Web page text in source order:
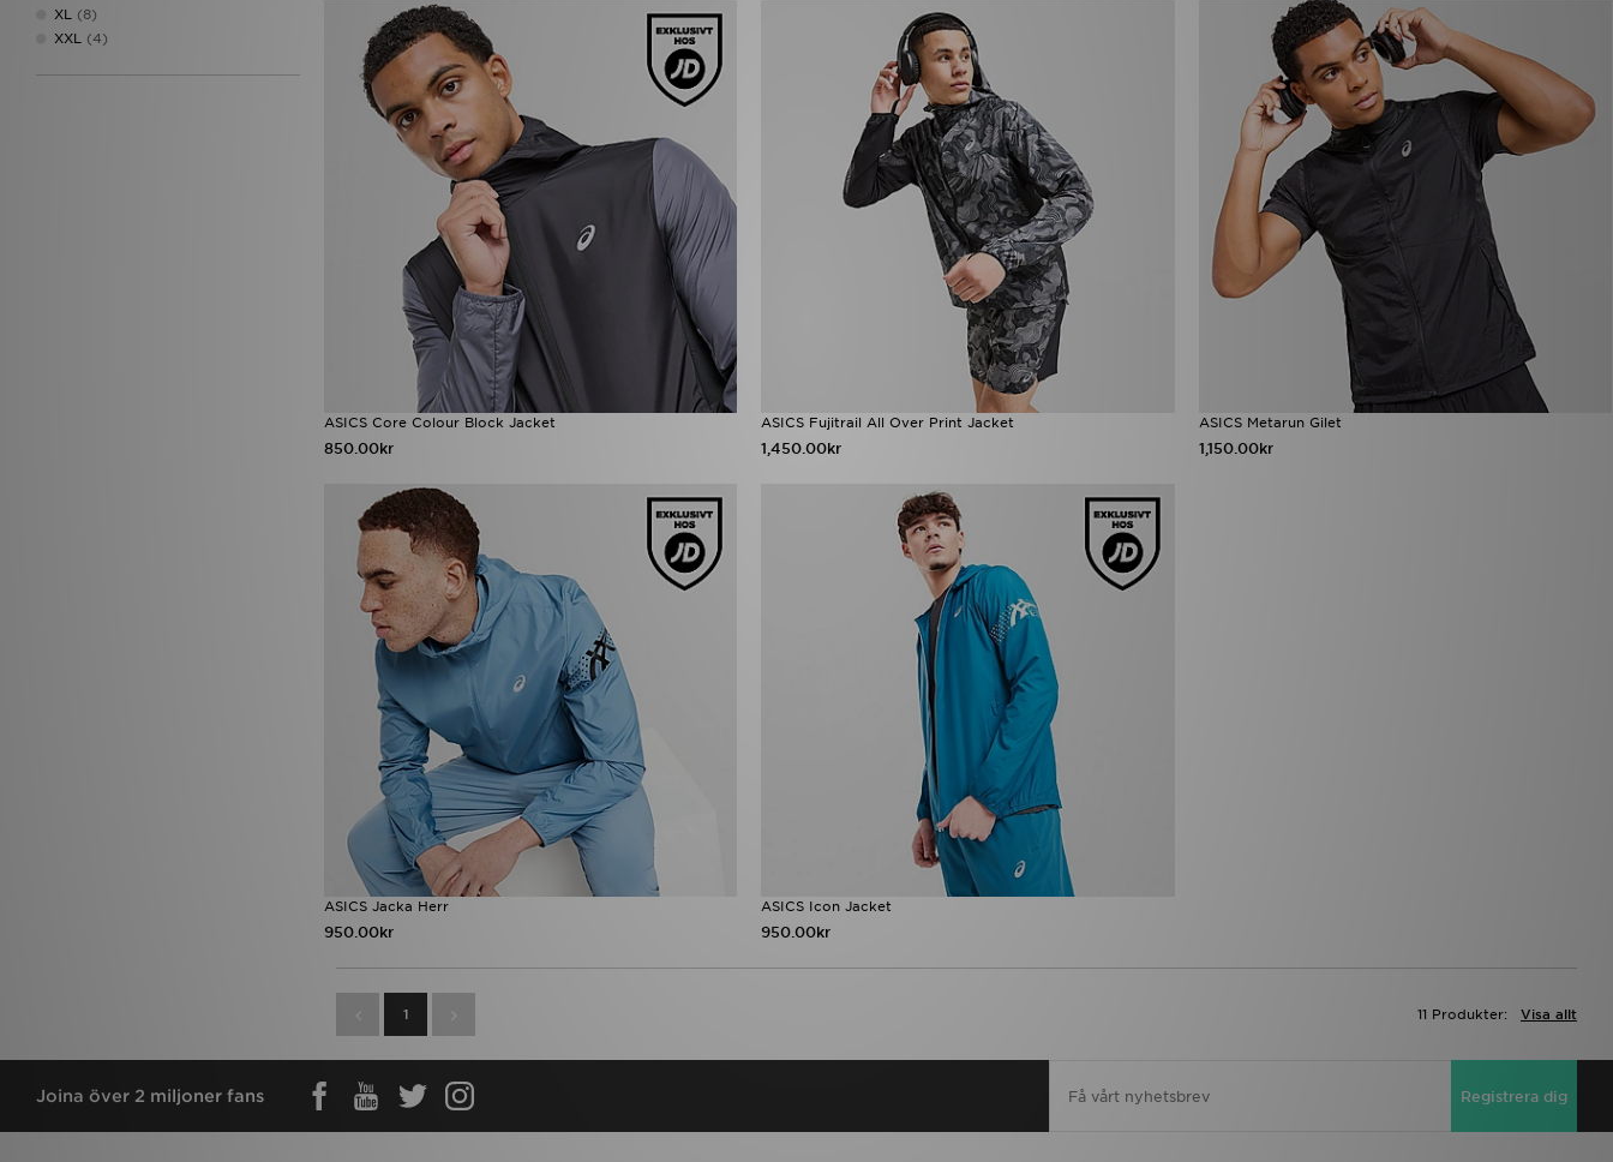
XL
(8)
XXL
(4)
ASICS Core Colour Block Jacket
850.00kr
ASICS Fujitrail All Over Print Jacket
1,450.00kr
ASICS Metarun Gilet
1,150.00kr
ASICS Jacka Herr
950.00kr
ASICS Icon Jacket
950.00kr
1 Visa allt
11 Produkter:
Joina över 2 miljoner fans Registrera dig